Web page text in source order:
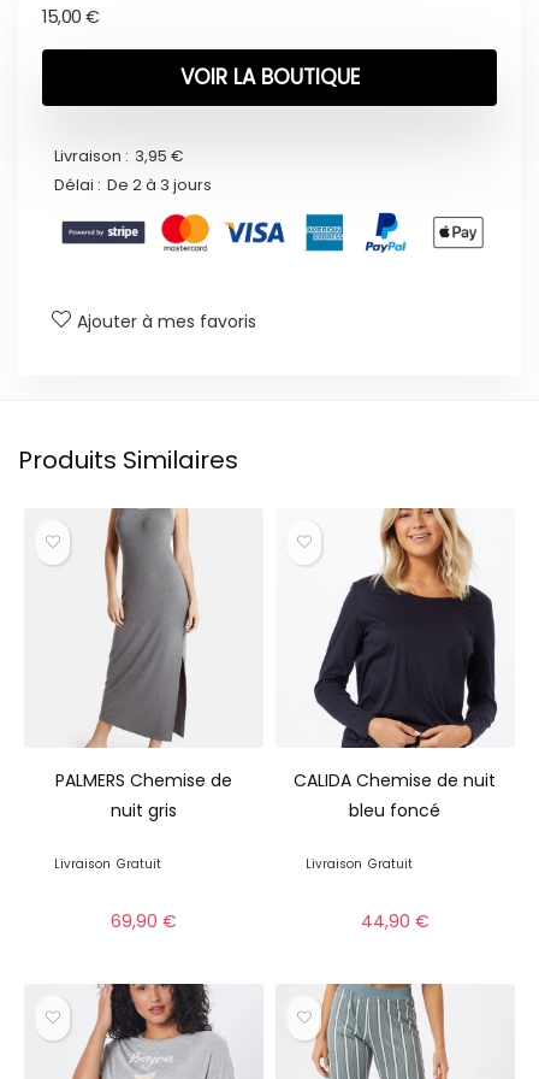
15,00 €
VOIR LA BOUTIQUE
Livraison : 3,95 €
Délai : De 2 à 3 jours
Ajouter à mes favoris
Produits Similaires
PALMERS Chemise de
nuit gris
Livraison Gratuit
69,90 €
CALIDA Chemise de nuit
bleu foncé
Livraison Gratuit
44,90 €